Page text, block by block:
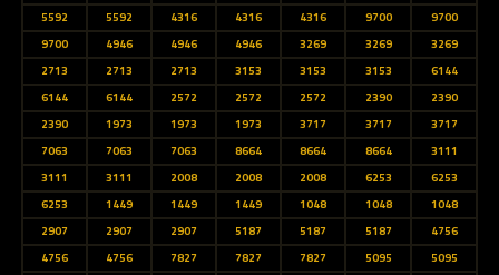
5592
5592 4316 4316 4316 9700
9700
9700
4946 4946 4946 3269 3269
3269
2713
2713 2713 3153 3153 3153
6144
6144
6144 2572 2572 2572 2390
2390
2390
1973 1973 1973 3717 3717
3717
7063
7063 7063 8664 8664 8664
3111
3111
3111 2008 2008 2008 6253
6253
6253
1449 1449 1449 1048 1048
1048
2907
2907 2907 5187 5187 5187
4756
4756
4756 7827 7827 7827 5095
5095